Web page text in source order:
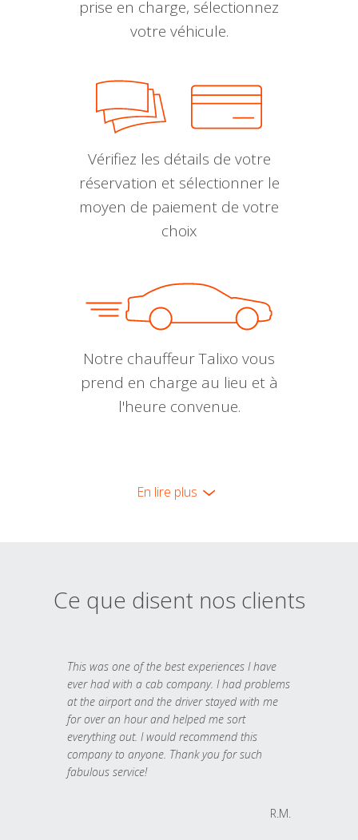
prise en charge, sélectionnez
votre véhicule.
Vérifiez les détails de votre
réservation et sélectionner le
moyen de paiement de votre
choix
Notre chauffeur Talixo vous
prend en charge au lieu et à
l'heure convenue.
En lire plus
Ce que disent nos clients
This was one of the best experiences I have
ever had with a cab company. I had problems
at the airport and the driver stayed with me
for over an hour and helped me sort
everything out. I would recommend this
company to anyone. Thank you for such
fabulous service!
R.M.